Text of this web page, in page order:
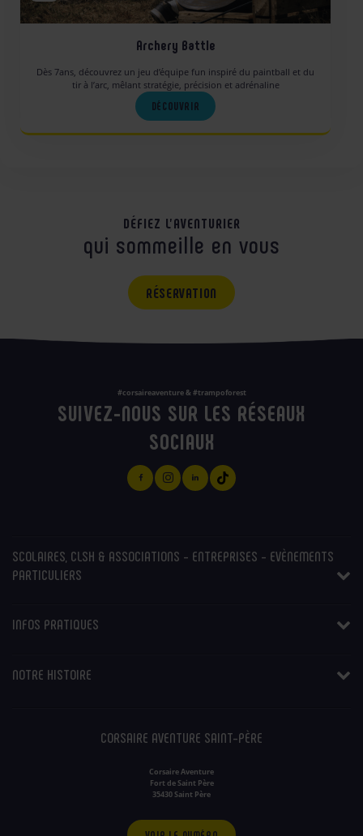
Archery Battle
Dès 7ans, découvrez un jeu d’équipe fun inspiré du paintball et du
tir à l’arc, mêlant stratégie, précision et adrénaline
DÉCOUVRIR
DÉFIEZ L'AVENTURIER
qui sommeille en vous
RÉSERVATION
#corsaireaventure & #trampoforest
SUIVEZ-NOUS SUR LES RÉSEAUX
SOCIAUX
SCOLAIRES, CLSH & ASSOCIATIONS - ENTREPRISES - EVÈNEMENTS
PARTICULIERS
INFOS PRATIQUES
NOTRE HISTOIRE
CORSAIRE AVENTURE SAINT-PÈRE
Corsaire Aventure
Fort de Saint Père
35430 Saint Père